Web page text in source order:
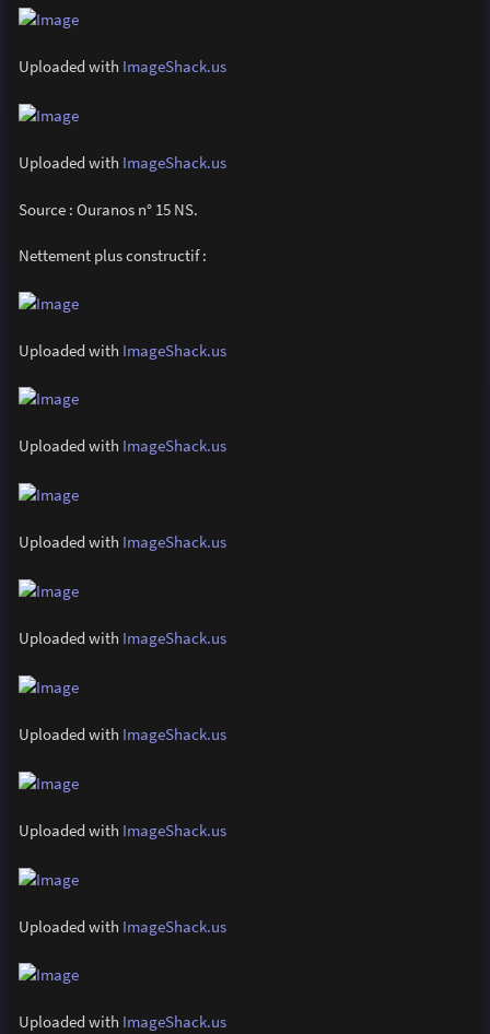
g
e
Uploaded with ImageShack.us
Uploaded with ImageShack.us
Source : Ouranos n° 15 NS.
Nettement plus constructif :
Uploaded with ImageShack.us
Uploaded with ImageShack.us
Uploaded with ImageShack.us
Uploaded with ImageShack.us
Uploaded with ImageShack.us
Uploaded with ImageShack.us
Uploaded with ImageShack.us
Uploaded with ImageShack.us